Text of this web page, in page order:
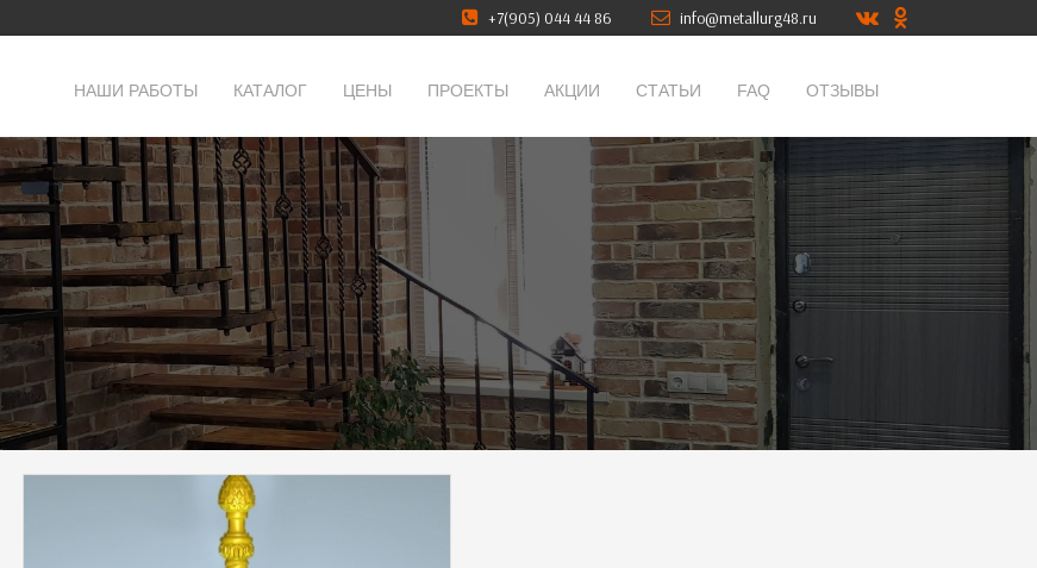
+7(905) 044 44 86 info@metallurg48.ru
НАШИ РАБОТЫ КАТАЛОГ ЦЕНЫ ПРОЕКТЫ АКЦИИ СТАТЬИ FAQ ОТЗЫВЫ